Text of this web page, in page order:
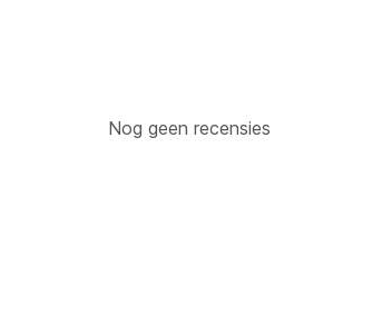
Nog geen recensies